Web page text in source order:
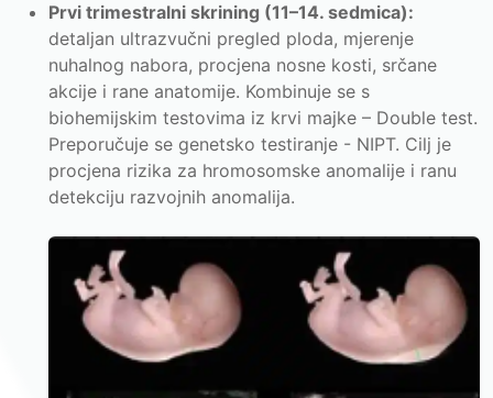
Prvi trimestralni skrining (11–14. sedmica):
detaljan ultrazvučni pregled ploda, mjerenje
nuhalnog nabora, procjena nosne kosti, srčane
akcije i rane anatomije. Kombinuje se s
biohemijskim testovima iz krvi majke – Double test.
Preporučuje se genetsko testiranje - NIPT. Cilj je
procjena rizika za hromosomske anomalije i ranu
detekciju razvojnih anomalija.